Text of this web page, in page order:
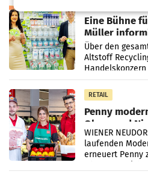
Eine Bühne
Müller
Über den
Altstoff
„Kreislauf-
Müller-Filialen
RETAIL
Penny
Ober- und
WIENER
laufenden
erneuert Penny